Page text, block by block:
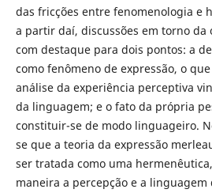
das fricções entre fenomenologia e
a partir daí, discussões em torno da
com destaque para dois pontos: a
como fenômeno de expressão, o
análise da experiência perceptiva
da linguagem; e o fato da própria
constituir-se de modo linguageiro.
se que a teoria da expressão
ser tratada como uma
maneira a percepção e a linguagem